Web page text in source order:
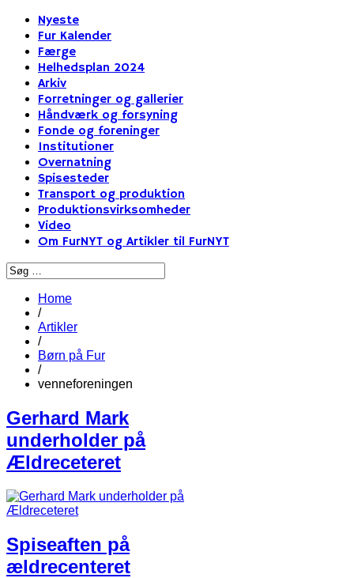
Nyeste
Fur Kalender
Færge
Helhedsplan 2024
Arkiv
Forretninger og gallerier
Håndværk og forsyning
Fonde og foreninger
Institutioner
Overnatning
Spisesteder
Transport og produktion
Produktionsvirksomheder
Video
Om FurNYT og Artikler til FurNYT
Home
/
Artikler
/
Børn på Fur
/
venneforeningen
Gerhard Mark
underholder på
Ældreceteret
Spiseaften på
ældrecenteret